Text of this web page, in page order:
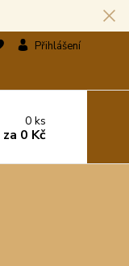
Přihlášení
0ks
za 0 Kč